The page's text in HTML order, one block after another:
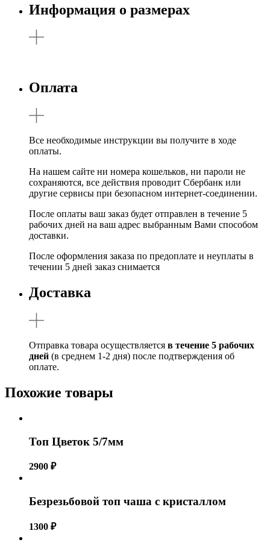
Информация о размерах
Оплата
Все необходимые инструкции вы получите в ходе
оплаты.
На нашем сайте ни номера кошельков, ни пароли не
сохраняются, все действия проводит Сбербанк или
другие сервисы при безопасном интернет-соединении.
После оплаты ваш заказ будет отправлен в течение 5
рабочих дней на ваш адрес выбранным Вами способом
доставки.
После оформления заказа по предоплате и неуплаты в
течении 5 дней заказ снимается
Доставка
Отправка товара осуществляется в течение 5 рабочих
дней (в среднем 1-2 дня) после подтверждения об
оплате.
Похожие товары
Топ Цветок 5/7мм
2900 ₽
Безрезьбовой топ чаша с кристаллом
1300 ₽